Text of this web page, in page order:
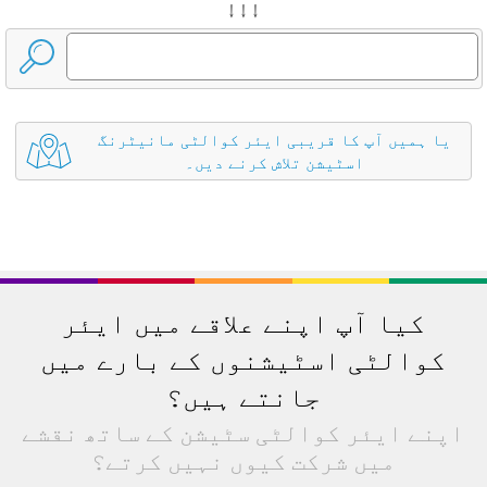
↓ ↓ ↓
یا ہمیں آپ کا قریبی ایئر کوالٹی مانیٹرنگ
اسٹیشن تلاش کرنے دیں۔
کیا آپ اپنے علاقے میں ایئر
کوالٹی اسٹیشنوں کے بارے میں
جانتے ہیں؟
اپنے ایئر کوالٹی سٹیشن کے ساتھ نقشے
میں شرکت کیوں نہیں کرتے؟